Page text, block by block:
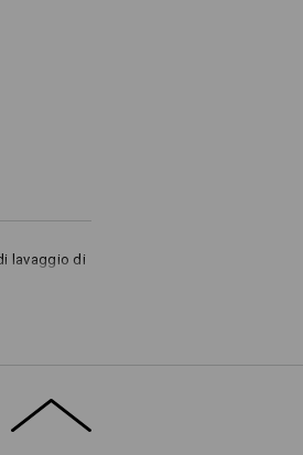
lavaggio di